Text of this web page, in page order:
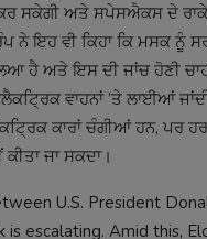
ਕਰ ਸਕੇਗੀ ਅਤੇ ਸਪੇਸਐਕਸ ਦੇ
ਨੇ ਇਹ ਵੀ ਕਿਹਾ ਕਿ ਮਸਕ ਨੂੰ
ਹੈ ਅਤੇ ਇਸ ਦੀ ਜਾਂਚ ਹੋਣੀ
ਵਾਹਨਾਂ ’ਤੇ ਲਾਈਆਂ
ਕਾਰਾਂ ਚੰਗੀਆਂ ਹਨ, ਪਰ
ਜਾ ਸਕਦਾ।
U.S. President
is escalating. Amid this,